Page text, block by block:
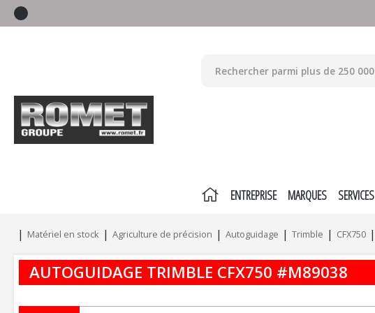
ENTREPRISE MARQUES SERVICES
Matériel en stock Agriculture de précision Autoguidage Trimble CFX750
AUTOGUIDAGE TRIMBLE CFX750 #M89038